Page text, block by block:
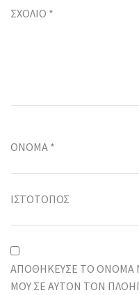
ΣΧΌΛΙΟ *
ΌΝΟΜΑ *
ΙΣΤΌΤΟΠΟΣ
ΑΠΟΘΉΚΕΥΣΕ ΤΟ ΌΝΟΜΆ
ΜΟΥ ΣΕ ΑΥΤΌΝ ΤΟΝ